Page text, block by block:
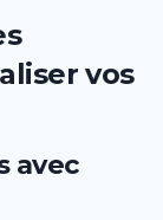
vos
avec